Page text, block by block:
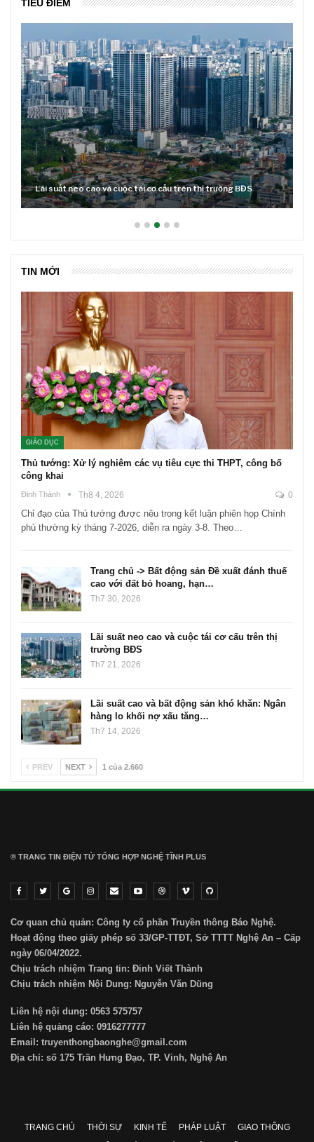
TIÊU ĐIỂM
Lãi suất neo cao và cuộc tái cơ cấu trên thị trường BĐS
TIN MỚI
GIÁO DỤC
Thủ tướng: Xử lý nghiêm các vụ tiêu cực thi THPT, công bố
công khai
Đinh Thành Th8 4, 2026 0
Chỉ đạo của Thủ tướng được nêu trong kết luận phiên họp Chính
phủ thường kỳ tháng 7-2026, diễn ra ngày 3-8. Theo…
Trang chủ -> Bất động sản Đề xuất đánh thuế
cao với đất bỏ hoang, hạn…
Th7 30, 2026
Lãi suất neo cao và cuộc tái cơ cấu trên thị
trường BĐS
Th7 21, 2026
Lãi suất cao và bất động sản khó khăn: Ngân
hàng lo khối nợ xấu tăng…
Th7 14, 2026
PREV NEXT 1 của 2.660
® TRANG TIN ĐIỆN TỬ ТỔNG HỢP NGHỆ TĨNH PLUS
Cơ quan chủ quản: Công ty cổ phần Truyền thông Báo Nghệ.
Hoạt động theo giấy phép số 33/GP-TTĐT, Sở TTTT Nghệ An – Cấp
ngày 06/04/2022.
Chịu trách nhiệm Trang tin: Đinh Viết Thành
Chịu trách nhiệm Nội Dung: Nguyễn Văn Dũng
Liên hệ nội dung: 0563 575757
Liên hệ quảng cáo: 0916277777
Email: truyenthongbaonghe@gmail.com
Địa chỉ: số 175 Trần Hưng Đạo, TP. Vinh, Nghệ An
TRANG CHỦ THỜI SỰ KINH TẾ PHÁP LUẬT
GIAO THÔNG